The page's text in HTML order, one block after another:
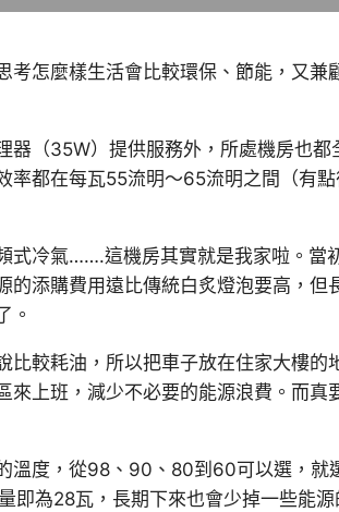
考怎麼樣生活會比較環保、節能，又兼
（35W）提供服務外，所處機房也都
率都在每瓦55流明～65流明之間（有
式冷氣…….這機房其實就是我家啦。當
的添購費用遠比傳統白炙燈泡要高，但
。
比較耗油，所以把車子放在住家大樓的
來上班，減少不必要的能源浪費。而真
溫度，從98、90、80到60可以選，就
即為28瓦，長期下來也會少掉一些能源